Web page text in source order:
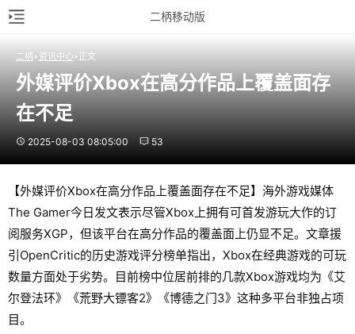
二柄移动版
二柄 资讯中心 正文
外媒评价Xbox在高分作品上覆盖面存
在不足
2025-08-03 08:05:00 53
【外媒评价Xbox在高分作品上覆盖面存在不足】海外游戏媒体
The Gamer今日发文表示尽管Xbox上拥有可首发游玩大作的订
阅服务XGP，但该平台在高分作品的覆盖面上仍显不足。文章援
引OpenCritic的历史游戏评分榜单指出，Xbox在经典游戏的可玩
数量方面处于劣势。目前榜中位居前排的几款Xbox游戏均为《艾
尔登法环》《荒野大镖客2》《博德之门3》这种多平台非独占项
目。